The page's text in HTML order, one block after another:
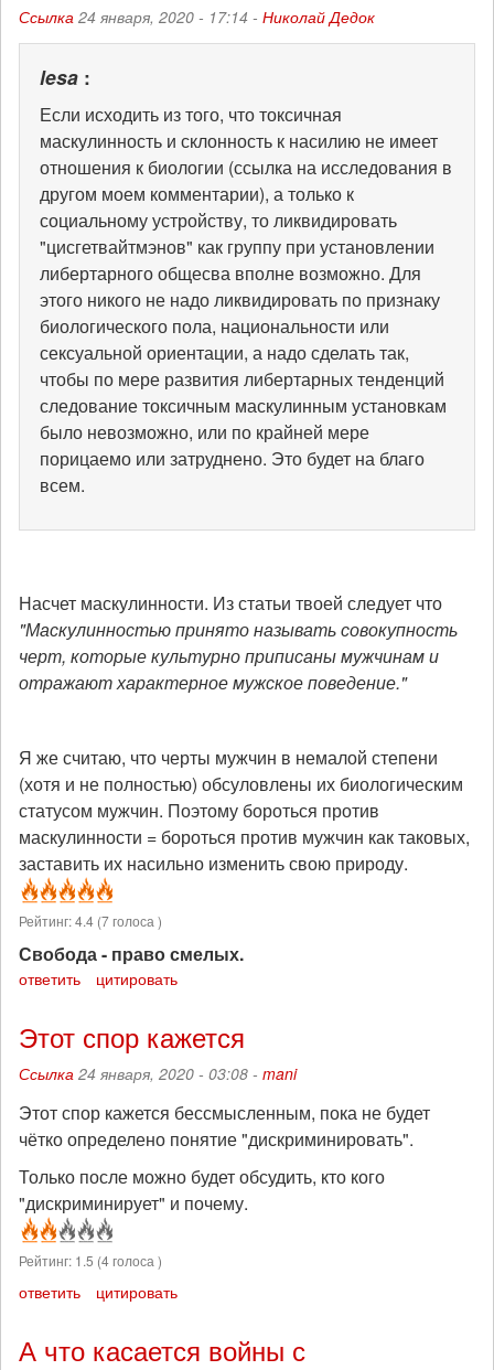
Ссылка 24 января, 2020 - 17:14 - Николай Дедок
lesa:
Если исходить из того, что токсичная
маскулинность и склонность к насилию не имеет
отношения к биологии (ссылка на исследования в
другом моем комментарии), а только к
социальному устройству, то ликвидировать
"цисгетвайтмэнов" как группу при установлении
либертарного общесва вполне возможно. Для
этого никого не надо ликвидировать по признаку
биологического пола, национальности или
сексуальной ориентации, а надо сделать так,
чтобы по мере развития либертарных тенденций
следование токсичным маскулинным установкам
было невозможно, или по крайней мере
порицаемо или затруднено. Это будет на благо
всем.
Насчет маскулинности. Из статьи твоей следует что
"Маскулинностью принято называть совокупность
черт, которые культурно приписаны мужчинам и
отражают характерное мужское поведение."
Я же считаю, что черты мужчин в немалой степени
(хотя и не полностью) обсуловлены их биологическим
статусом мужчин. Поэтому бороться против
маскулинности = бороться против мужчин как таковых,
заставить их насильно изменить свою природу.
Рейтинг:4.4 (7голоса )
Свобода - право смелых.
ответить цитировать
Этот спор кажется
Ссылка 24 января, 2020 - 03:08 - mani
Этот спор кажется бессмысленным, пока не будет
чётко определено понятие "дискриминировать".
Только после можно будет обсудить, кто кого
"дискриминирует" и почему.
Рейтинг: 1.5 (4голоса )
ответить цитировать
А что касается войны с